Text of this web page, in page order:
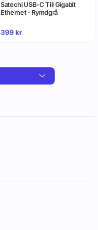
Satechi USB-C Till Gigabit
Ethernet - Rymdgrå
399kr